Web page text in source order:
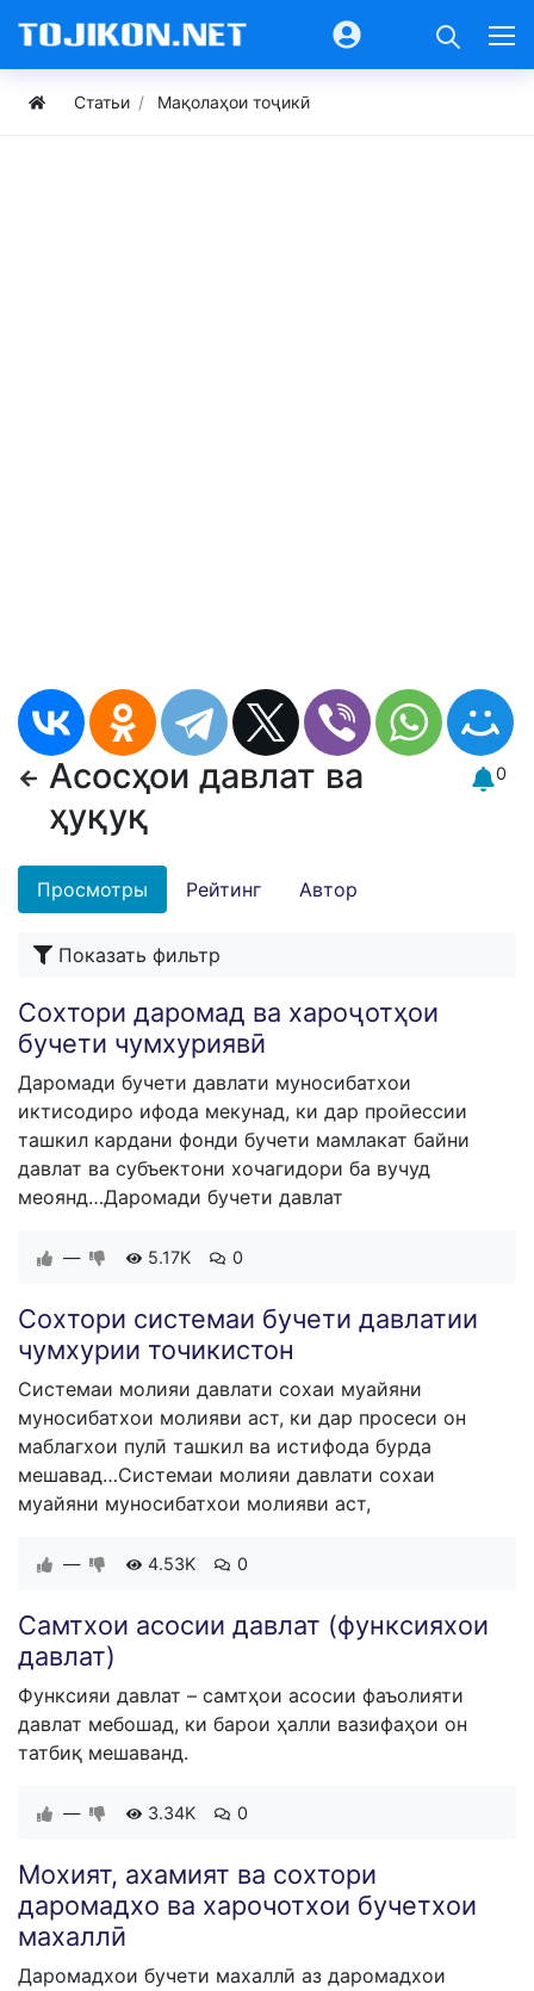
Статьи Мақолаҳои тоҷикӣ
Асосҳои давлат ва
ҳуқуқ
0
Просмотры Рейтинг Автор
Показать фильтр
Сохтори даромад ва хароҷотҳои
бучети чумхуриявӣ
Даромади бучети давлати муносибатхои
иктисодиро ифода мекунад, ки дар проӣессии
ташкил кардани фонди бучети мамлакат байни
давлат ва субъектони хочагидори ба вучуд
меоянд…Даромади бучети давлат
— 5.17K 0
Сохтори системаи бучети давлатии
чумхурии точикистон
Системаи молияи давлати сохаи муайяни
муносибатхои молияви аст, ки дар просеси он
маблагхои пулӣ ташкил ва истифода бурда
мешавад…Системаи молияи давлати сохаи
муайяни муносибатхои молияви аст,
— 4.53K 0
Самтхои асосии давлат (функсияхои
давлат)
Функсияи давлат – самтҳои асосии фаъолияти
давлат мебошад, ки барои ҳалли вазифаҳои он
татбиқ мешаванд.
— 3.34K 0
Мохият, ахамият ва сохтори
даромадхо ва харочотхои бучетхои
махаллӣ
Даромадхои бучети махаллӣ аз даромадхои